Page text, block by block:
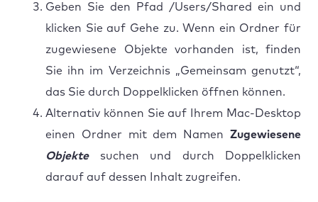
Geben Sie den Pfad /Users/Shared ein und
klicken Sie auf Gehe zu. Wenn ein Ordner für
zugewiesene Objekte vorhanden ist, finden
Sie ihn im Verzeichnis „Gemeinsam genutzt“,
das Sie durch Doppelklicken öffnen können.
Alternativ können Sie auf Ihrem Mac-Desktop
einen Ordner mit dem Namen Zugewiesene
Objektesuchen und durch Doppelklicken
darauf auf dessen Inhalt zugreifen.